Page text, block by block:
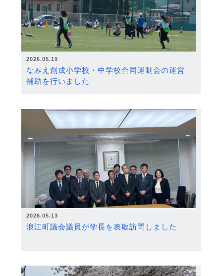
2026.05.19
なみえ創成小学校・中学校合同運動会の運営
補助を行いました
2026.05.13
浪江町議会議員が学長を表敬訪問しました